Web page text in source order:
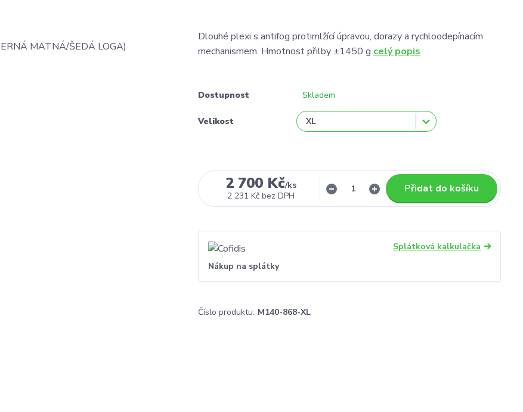
Dlouhé plexi s antifog protimlžící úpravou, dorazy a rychloodepínacím
mechanismem. Hmotnost přilby ±1450 g celý popis
Dostupnost Skladem
Velikost
2 700 Kč/ks
2 231 Kč bez DPH
Přidat do košíku
Splátková kalkulačka
Nákup na splátky
Číslo produktu: M140-868-XL